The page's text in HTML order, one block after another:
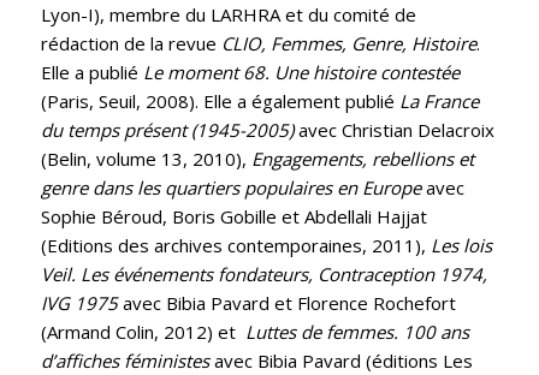
Lyon-I), membre du LARHRA et du comité de
rédaction de la revue CLIO, Femmes, Genre, Histoire.
Elle a publié Le moment 68. Une histoire contestée
(Paris, Seuil, 2008). Elle a également publié La France
du temps présent (1945-2005)avec Christian Delacroix
(Belin, volume 13, 2010), Engagements, rebellions et
genre dans les quartiers populaires en Europeavec
Sophie Béroud, Boris Gobille et Abdellali Hajjat
(Editions des archives contemporaines, 2011), Les lois
Veil. Les événements fondateurs, Contraception 1974,
IVG 1975avec Bibia Pavard et Florence Rochefort
(Armand Colin, 2012) et Luttes de femmes. 100 ans
d’affiches féministesavec Bibia Pavard (éditions Les